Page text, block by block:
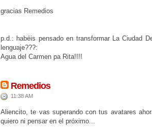
gracias Remedios
p.d.: habéis pensado en transformar La Ciudad
lenguaje???:
Agua del Carmen pa Rita!!!!
Remedios
11:38 AM
Aliencito, te vas superando con tus avatares
quiero ni pensar en el próximo...